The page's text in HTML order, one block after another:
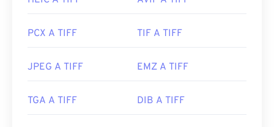
Data di uscita iniziale:
1986
https://www.adobe.com/creativecloud/file-
https://www.file-extensions.org/tiff-file-extension
PCX A TIFF TIF A TIFF
JPEG A TIFF EMZ A TIFF
TGA A TIFF DIB A TIFF